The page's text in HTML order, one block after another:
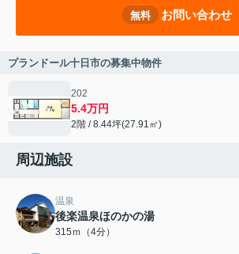
無料 お問い合わせ
プランドール十日市の募集中物件
202
5.4万円
2階 / 8.44坪(27.91㎡)
周辺施設
温泉
後楽温泉ほのかの湯
315ｍ（4分）